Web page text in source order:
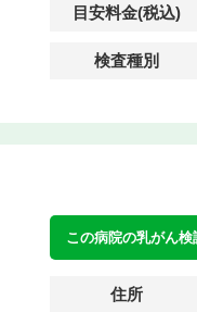
目安料金(税込)
検査種別
この病院の乳がん検
住所